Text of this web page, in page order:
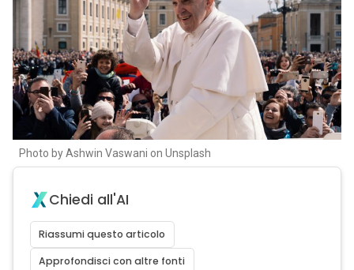
Photo by Ashwin Vaswani on Unsplash
Chiedi all'AI
Riassumi questo articolo
Approfondisci con altre fonti